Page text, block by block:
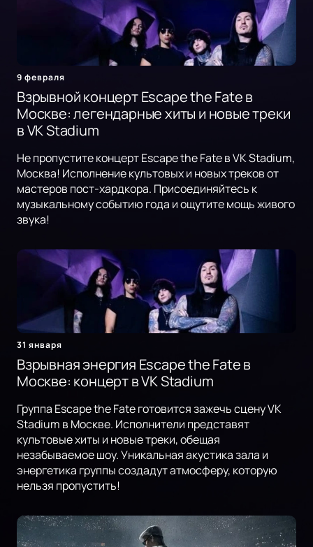
9 февраля
Взрывной концерт Escape the Fate в
Москве: легендарные хиты и новые треки
в VK Stadium
Не пропустите концерт Escape the Fate в VK Stadium,
Москва! Исполнение культовых и новых треков от
мастеров пост-хардкора. Присоединяйтесь к
музыкальному событию года и ощутите мощь живого
звука!
31 января
Взрывная энергия Escape the Fate в
Москве: концерт в VK Stadium
Группа Escape the Fate готовится зажечь сцену VK
Stadium в Москве. Исполнители представят
культовые хиты и новые треки, обещая
незабываемое шоу. Уникальная акустика зала и
энергетика группы создадут атмосферу, которую
нельзя пропустить!